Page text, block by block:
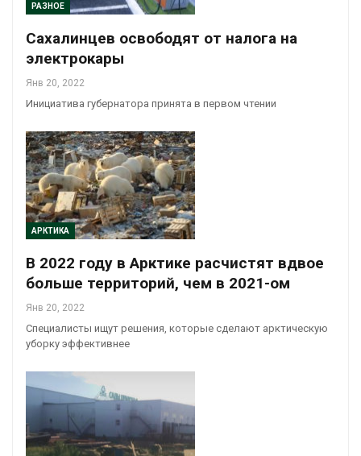
РАЗНОЕ
Сахалинцев освободят от налога на
электрокары
Янв 20, 2022
Инициатива губернатора принята в первом чтении
АРКТИКА
В 2022 году в Арктике расчистят вдвое
больше территорий, чем в 2021-ом
Янв 20, 2022
Специалисты ищут решения, которые сделают арктическую
уборку эффективнее